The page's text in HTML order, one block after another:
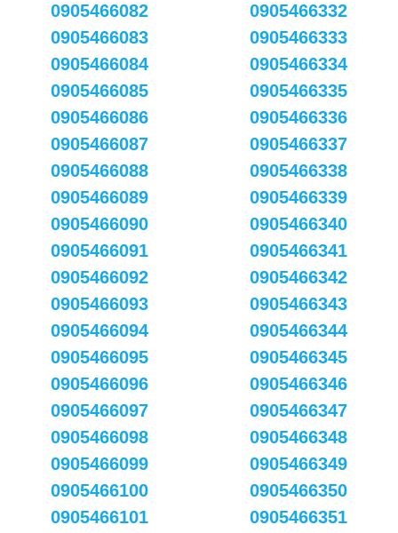
0905466082
0905466083
0905466084
0905466085
0905466086
0905466087
0905466088
0905466089
0905466090
0905466091
0905466092
0905466093
0905466094
0905466095
0905466096
0905466097
0905466098
0905466099
0905466100
0905466101
0905466332
0905466333
0905466334
0905466335
0905466336
0905466337
0905466338
0905466339
0905466340
0905466341
0905466342
0905466343
0905466344
0905466345
0905466346
0905466347
0905466348
0905466349
0905466350
0905466351